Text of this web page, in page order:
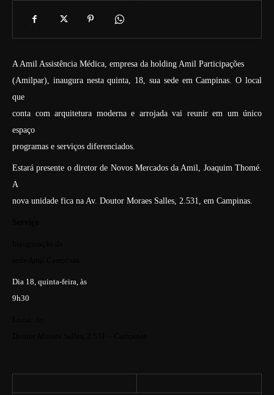
A Amil Assistência Médica, empresa da holding Amil Participações
(Amilpar), inaugura nesta quinta, 18, sua sede em Campinas. O local
que
conta com arquitetura moderna e arrojada vai reunir em um único
espaço
programas e serviços diferenciados.
Estará presente o diretor de Novos Mercados da Amil, Joaquim Thomé.
A
nova unidade fica na Av. Doutor Moraes Salles, 2.531, em Campinas.
Dia 18, quinta-feira, às
9h30